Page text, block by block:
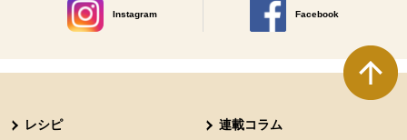
Instagram
別のウィンドウで開きます。
Facebook
別のウィンドウで開きます
レシピ 連載コラム